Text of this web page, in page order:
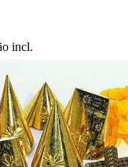
incl.